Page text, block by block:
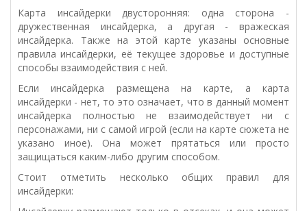
Карта инсайдерки двусторонняя: одна сторона -
дружественная инсайдерка, а другая - вражеская
инсайдерка. Также на этой карте указаны основные
правила инсайдерки, её текущее здоровье и доступные
способы взаимодействия с ней.
Если инсайдерка размещена на карте, а карта
инсайдерки - нет, то это означает, что в данный момент
инсайдерка полностью не взаимодействует ни с
персонажами, ни с самой игрой (если на карте сюжета не
указано иное). Она может прятаться или просто
защищаться каким-либо другим способом.
Стоит отметить несколько общих правил для
инсайдерки: